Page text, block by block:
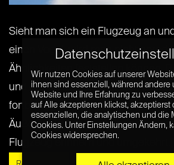
Sieht man sich ein Flugzeug an
einen Vogel, wird man nicht
Ähnlichkeiten feststellen können.
und die Tatsache, dass sich beide
fortbewegen und halten können,
Äußerlichkeiten, die bei einem
Flugzeug erinnern und
Wir nutzen Cookies auf unserer
ihnen sind essenziell, während andere
Website und Ihre Erfahrung zu
auf Alle akzeptieren klickst, akzeptierst
essenziellen, die analytischen und die
Cookies. Unter Einstellungen Ändern,
Cookies widersprechen.